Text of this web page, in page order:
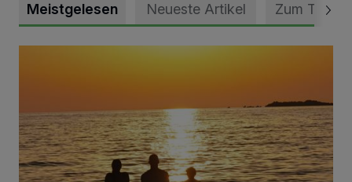
Meistgelesen Neueste Artikel Zum Thema
Die schönsten Sommermomente gesucht